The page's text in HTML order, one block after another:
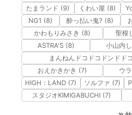
たまランド (9)
くわい屋 (8)
NG1 (8)
酔っ払い鬼? (8)
かわもりみさき (8)
聖根
ASTRA'S (8)
小山内
まんねんドコドコドンドド
おえかきかき (7)
ウ
HIGH：LAND (7)
ソルファ (7)
スタジオKIMIGABUCHI (7)